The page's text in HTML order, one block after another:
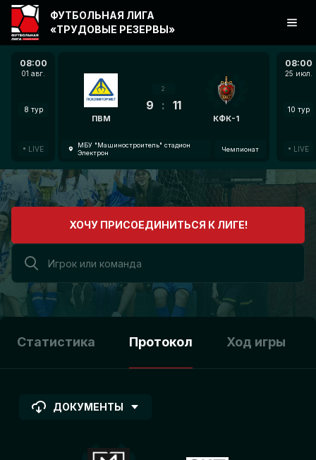
08:00
01 авг.
8 тур
LIVE
ПВМ
2
9 : 11
КФК-1
МБУ "Машиностроитель" стадион
Электрон
Чемпионат
08:00
25 июл.
10 тур
LIVE
ФУТБОЛЬНАЯ ЛИГА
«ТРУДОВЫЕ РЕЗЕРВЫ»
ХОЧУ ПРИСОЕДИНИТЬСЯ К ЛИГЕ!
Статистика Протокол Ход игры
ДОКУМЕНТЫ